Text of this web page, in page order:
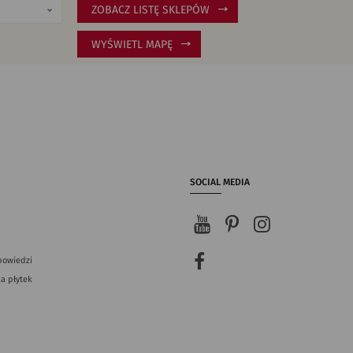
ZOBACZ LISTĘ SKLEPÓW
WYŚWIETL MAPĘ
płytek
SOCIAL MEDIA